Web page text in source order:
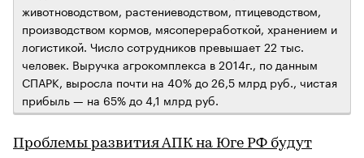
животноводством, растениеводством, птицеводством,
производством кормов, мясопереработкой, хранением и
логистикой. Число сотрудников превышает 22 тыс.
человек. Выручка агрокомплекса в 2014г., по данным
СПАРК, выросла почти на 40% до 26,5 млрд руб., чистая
прибыль — на 65% до 4,1 млрд руб.
Проблемы развития АПК на Юге РФ будут